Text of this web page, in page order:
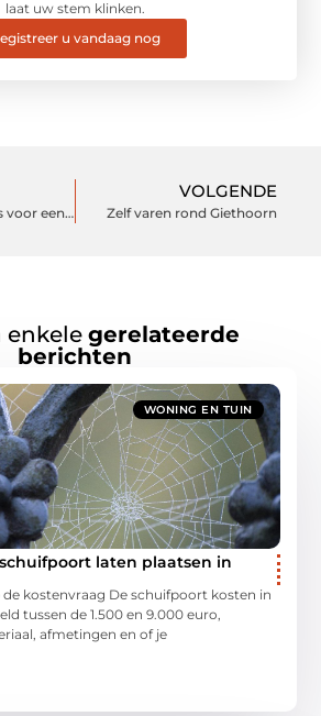
laat uw stem klinken.
u vandaag nog
De mooiste locaties voor een huwelijksreis
VOLGENDE
Zelf varen rond Giethoorn
enkele gerelateerde
berichten
WONING EN TUIN
laten plaatsen in
kostenvraag De schuifpoort kosten in
tussen de 1.500 en 9.000 euro,
afmetingen en of je